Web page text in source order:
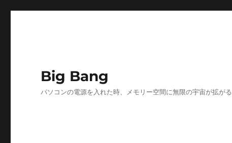
Big Bang
パソコンの電源を入れた時、メモリー空間に無限の宇宙が拡がる